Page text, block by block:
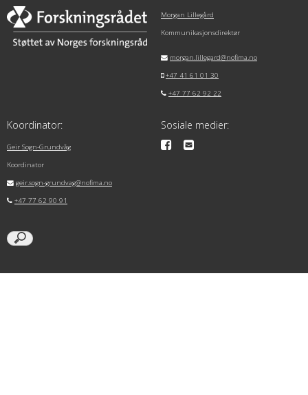
Morgan Lillegård
Kommunikasjonsdirektør
morgan.lillegard@nofima.no
+47 41 61 01 30
+47 77 62 92 22
Koordinator:
Geir Sogn-Grundvåg
Koordinator
geir.sogn-grundvag@nofima.no
+47 77 62 90 91
Sosiale medier: